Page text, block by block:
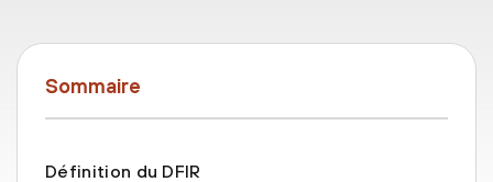
Sommaire
Définition du DFIR